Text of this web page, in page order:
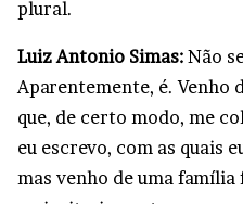
plural.
Luiz Antonio Simas: Não
Aparentemente, é. Venho
que, de certo modo, me
eu escrevo, com as quais
mas venho de uma família